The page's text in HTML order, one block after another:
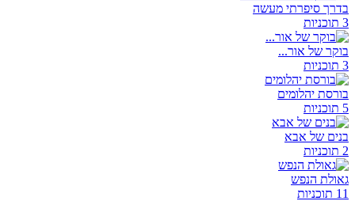
בדרך סיפרתי מעשה
3 תוכניות
בוקר של אור...
3 תוכניות
בורסת יהלומים
5 תוכניות
בנים של אבא
2 תוכניות
גאולת הנפש
11 תוכניות